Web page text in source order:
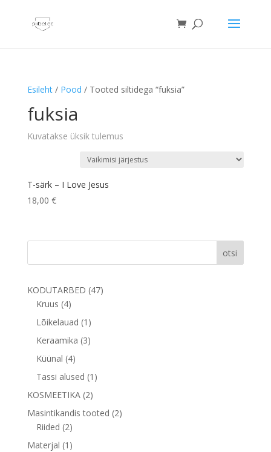
Esileht/ Pood / Tooted siltidega “fuksia”
fuksia
Kuvatakse üksik tulemus
T-särk – I Love Jesus
18,00 €
otsi
KODUTARBED 4747
Kruus 44
toodet
Lõikelauad 1 1
toode
Keraamika 33
Küünal 44
toodet
Tassi alused 1 1
KOSMEETIKA 22
toodet
Masintikandis tooted 22
Riided 22
toodet
Materjal 1 1